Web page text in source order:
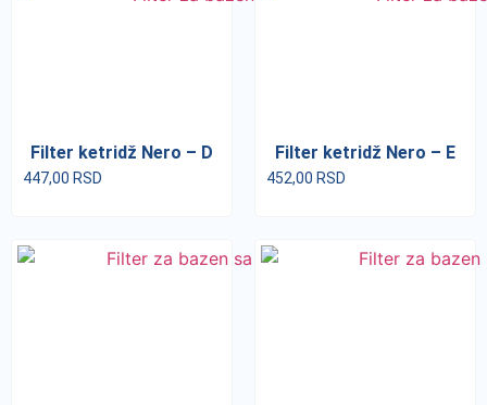
Filter ketridž Nero – D
447,00 RSD
Filter ketridž Nero – E
452,00 RSD